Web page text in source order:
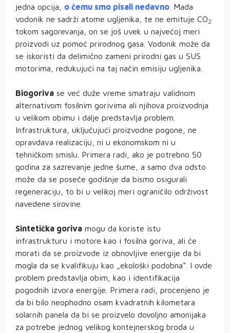
jedna opcija, o čemu smo pisali nedavno . Mada
vodonik ne sadrži atome ugljenika, te ne emituje CO2
tokom sagorevanja, on se još uvek u najvećoj meri
proizvodi uz pomoć prirodnog gasa. Vodonik može da
se iskoristi da delimično zameni prirodni gas u SUS
motorima, redukujući na taj način emisiju ugljenika.
Biogoriva se već duže vreme smatraju validnom
alternativom fosilnim gorivima ali njihova proizvodnja
u velikom obimu i dalje predstavlja problem.
Infrastruktura, uključujući proizvodne pogone, ne
opravdava realizaciju, ni u ekonomskom ni u
tehničkom smislu. Primera radi, ako je potrebno 50
godina za sazrevanje jedne šume, a samo dva odsto
može da se poseče godišnje da bismo osigurali
regeneraciju, to bi u velikoj meri ograničilo održivost
navedene sirovine.
Sintetička goriva mogu da koriste istu
infrastrukturu i motore kao i fosilna goriva, ali će
morati da se proizvode iz obnovljive energije da bi
mogla da se kvalifikuju kao „ekološki podobna“. I ovde
problem predstavlja obim, kao i identifikacija
pogodnih izvora energije. Primera radi, procenjeno je
da bi bilo neophodno osam kvadratnih kilometara
solarnih panela da bi se proizvelo dovoljno amonijaka
za potrebe jednog velikog kontejnerskog broda u